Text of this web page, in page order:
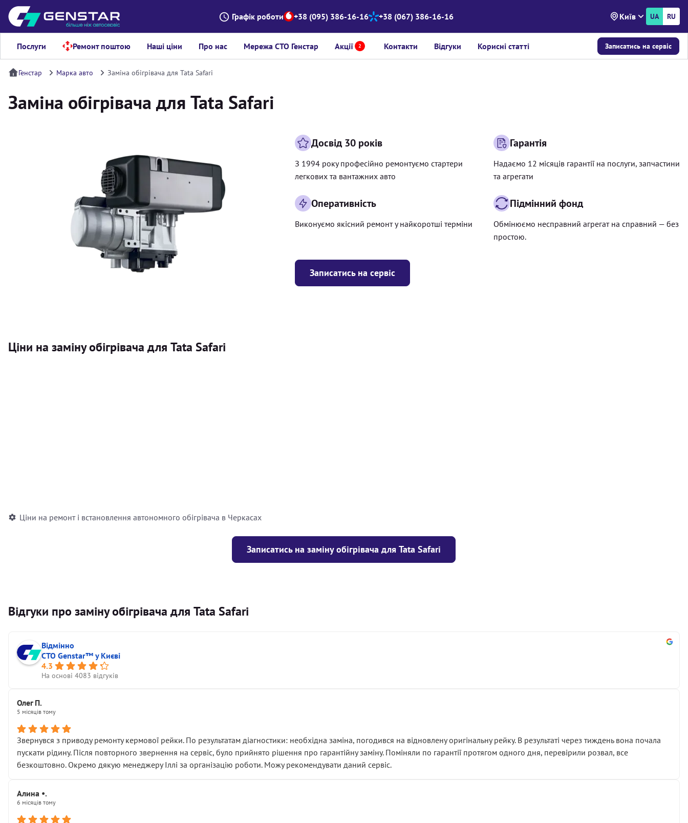
Графік роботи +38 (095) 386-16-16 +38 (067) 386-16-16 Київ UA RU
Послуги Ремонт поштою Наші ціни Про нас Мережа СТО Генстар Акції 2 Контакти Відгуки Корисні статті Записатись на сервіс
Генстар Марка авто Заміна обігрівача для Tata Safari
Заміна обігрівача для Tata Safari
Записатись на сервіс
Досвід 30 років
З 1994 року професійно ремонтуємо стартери
легкових та вантажних авто
Гарантія
Надаємо 12 місяців гарантії на послуги, запчастини
та агрегати
Оперативність
Виконуємо якісний ремонт у найкоротші терміни
Підмінний фонд
Обмінюємо несправний агрегат на справний — без
простою.
Ціни на заміну обігрівача для Tata Safari
Ціни на ремонт і встановлення автономного обігрівача в Черкасах
Записатись на заміну обігрівача для Tata Safari
Відгуки про заміну обігрівача для Tata Safari
Відмінно
СТО Genstar™ у Києві
4.3
На основі 4083 відгуків
Олег П.
5 місяців тому
Звернувся з приводу ремонту кермової рейки. По результатам діагностики: необхідна заміна, погодився на відновлену оригінальну рейку. В результаті через тиждень вона почала
пускати рідину. Після повторного звернення на сервіс, було прийнято рішення про гарантійну заміну. Поміняли по гарантії протягом одного дня, перевірили розвал, все
безкоштовно. Окремо дякую менеджеру Іллі за організацію роботи. Можу рекомендувати даний сервіс.
Алина •.
6 місяців тому